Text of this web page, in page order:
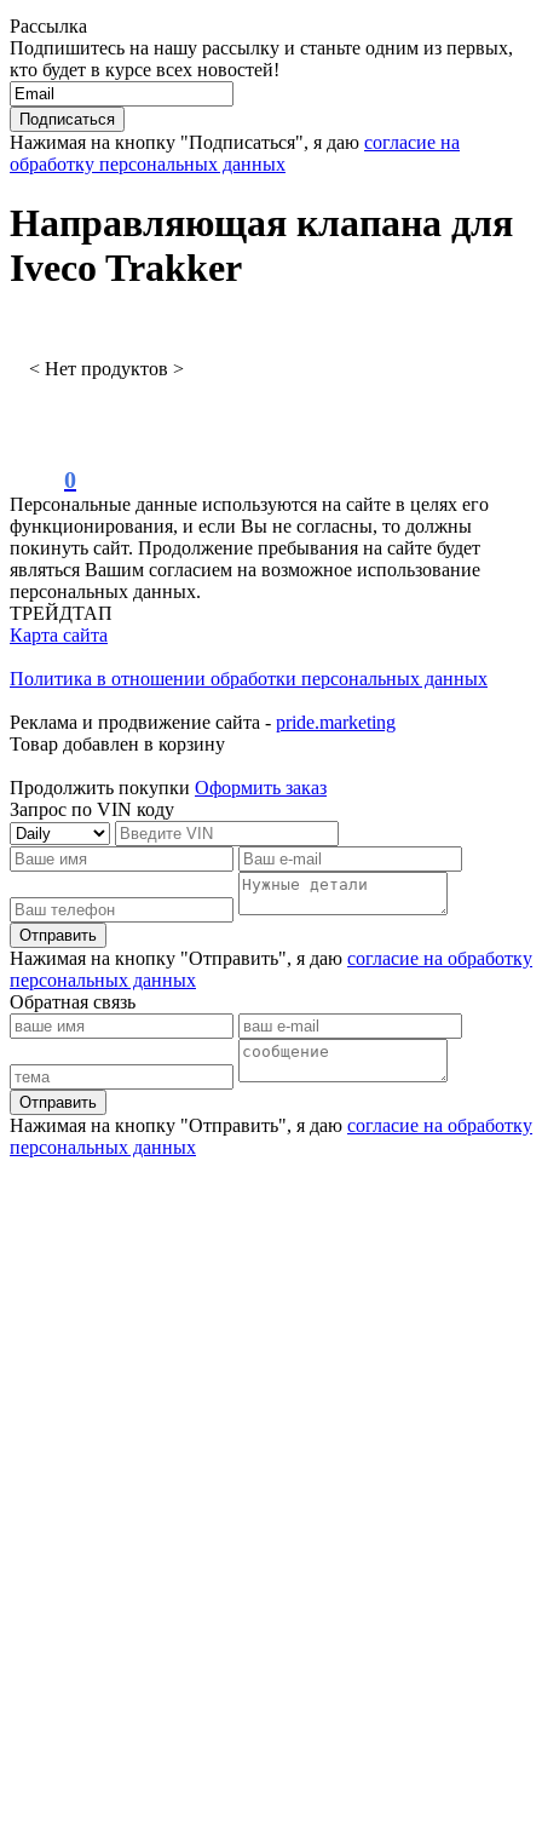
Рассылка
Подпишитесь на нашу рассылку и станьте одним из первых,
кто будет в курсе всех новостей!
Нажимая на кнопку "Подписаться", я даю согласие на
обработку персональных данных
Направляющая клапана для
Iveco Trakker
< Нет продуктов >
0
Персональные данные используются на сайте в целях его
функционирования, и если Вы не согласны, то должны
покинуть сайт. Продолжение пребывания на сайте будет
являться Вашим согласием на возможное использование
персональных данных.
ТРЕЙДТАП
Карта сайта
Политика в отношении обработки персональных данных
Реклама и продвижение сайта - pride.marketing
Товар добавлен в корзину
Продолжить покупки Оформить заказ
Запрос по VIN коду
Отправить
Нажимая на кнопку "Отправить", я даю согласие на обработку
персональных данных
Обратная связь
Отправить
Нажимая на кнопку "Отправить", я даю согласие на обработку
персональных данных